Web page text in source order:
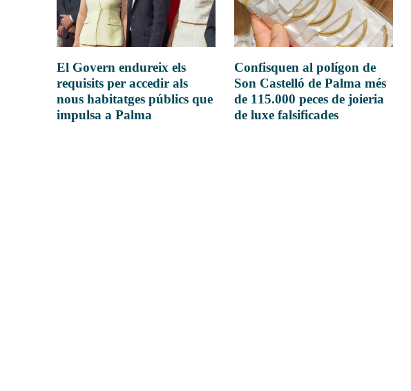
El Govern endureix els
requisits per accedir als
nous habitatges públics que
impulsa a Palma
Confisquen al polígon de
Son Castelló de Palma més
de 115.000 peces de joieria
de luxe falsificades